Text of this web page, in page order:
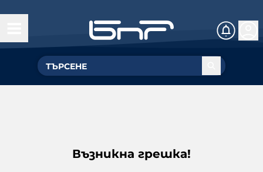
Възникна грешка!